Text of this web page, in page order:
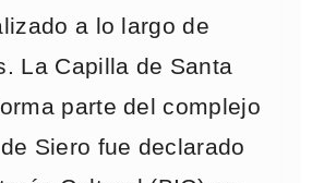
a lo largo de
La Capilla de Santa
parte del complejo
Siero fue declarado